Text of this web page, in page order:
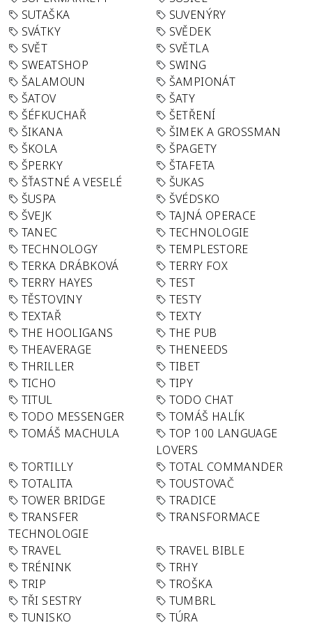
SUTAŠKA
SUVENÝRY
SVÁTKY
SVĚDEK
SVĚT
SVĚTLA
SWEATSHOP
SWING
ŠALAMOUN
ŠAMPIONÁT
ŠATOV
ŠATY
ŠÉFKUCHAŘ
ŠETŘENÍ
ŠIKANA
ŠIMEK A GROSSMAN
ŠKOLA
ŠPAGETY
ŠPERKY
ŠTAFETA
ŠŤASTNÉ A VESELÉ
ŠUKAS
ŠUSPA
ŠVÉDSKO
ŠVEJK
TAJNÁ OPERACE
TANEC
TECHNOLOGIE
TECHNOLOGY
TEMPLESTORE
TERKA DRÁBKOVÁ
TERRY FOX
TERRY HAYES
TEST
TĚSTOVINY
TESTY
TEXTAŘ
TEXTY
THE HOOLIGANS
THE PUB
THEAVERAGE
THENEEDS
THRILLER
TIBET
TICHO
TIPY
TITUL
TODO CHAT
TODO MESSENGER
TOMÁŠ HALÍK
TOMÁŠ MACHULA
TOP 100 LANGUAGE
LOVERS
TORTILLY
TOTAL COMMANDER
TOTALITA
TOUSTOVAČ
TOWER BRIDGE
TRADICE
TRANSFER
TECHNOLOGIE
TRANSFORMACE
TRAVEL
TRAVEL BIBLE
TRÉNINK
TRHY
TRIP
TROŠKA
TŘI SESTRY
TUMBRL
TUNISKO
TÚRA